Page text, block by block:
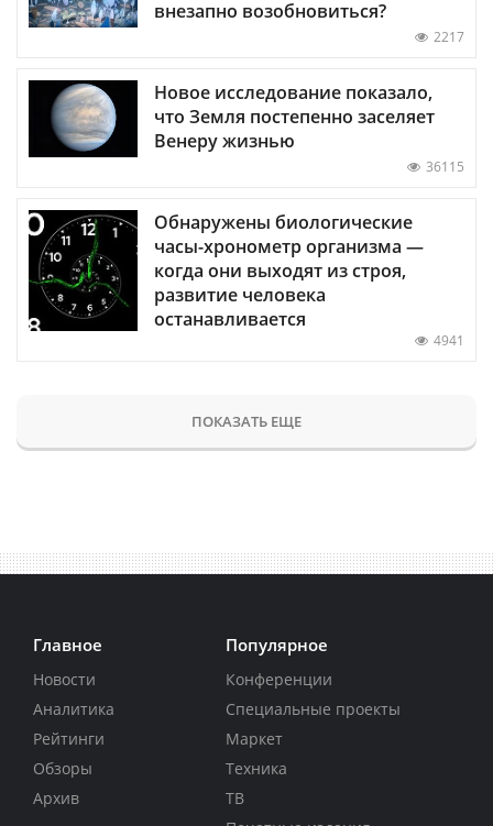
внезапно возобновиться?
2217
Новое исследование показало,
что Земля постепенно заселяет
Венеру жизнью
36115
Обнаружены биологические
часы-хронометр организма —
когда они выходят из строя,
развитие человека
останавливается
4941
ПОКАЗАТЬ ЕЩЕ
Главное
Новости
Аналитика
Рейтинги
Обзоры
Архив
Популярное
Конференции
Специальные проекты
Маркет
Техника
ТВ